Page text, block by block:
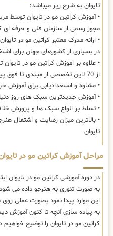
تایوان به شرح زیر میباشد:
• آموزش کراتین مو در تایوان توسط
مجوز رسمی از سازمان فنی و حرفه ای
• ارائه مدرک معتبر کراتین مو در
در بسیاری از کشورهای جهان برای
• علاوه بر اموزش کراتین مو در
از 70 لاین تخصصی از مبتدی تا فوق پیشرفته در این مرکز برگزار میشود
• مشاوه و استعدادیابی برای آموزش
• آموزش جدیدترین سبک های روز دنیا
• تسلط بر انواع سبک ها و پرورش
• بالاترین میزان رضایت و اشتغال
تایوان
مراحل آموزش کراتین مو در
در دوره آموزشی کراتین مو در تایوان
به صورت تئوری به هنرجو داده می
این موارد پیدا نمود بصورت عملی
به پیاده سازی آنچه تا کنون آموزش
کراتین مو در تایوان را توضیح خواهیم